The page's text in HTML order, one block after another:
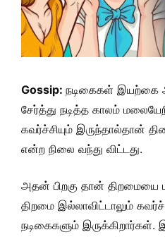
Gossip: நடிகைகள் இயற்கை
சேர்த்து நடித்த காலம்
கவர்ச்சியும் இருந்தால்தான்
என்ற நிலை வந்து விட்டது.
அதன் பிறகு தான் திறமையை
திறமை இல்லாவிட்டாலும்
நடிகைகளும் இருக்கிறார்கள்.